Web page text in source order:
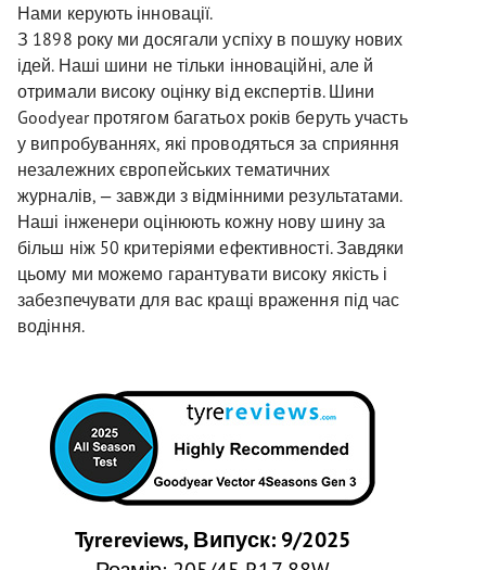
Нами керують інновації.
З 1898 року ми досягали успіху в пошуку нових
ідей. Наші шини не тільки інноваційні, але й
отримали високу оцінку від експертів. Шини
Goodyear протягом багатьох років беруть участь
у випробуваннях, які проводяться за сприяння
незалежних європейських тематичних
журналів, — завжди з відмінними результатами.
Наші інженери оцінюють кожну нову шину за
більш ніж 50 критеріями ефективності. Завдяки
цьому ми можемо гарантувати високу якість і
забезпечувати для вас кращі враження під час
водіння.
Tyrereviews, Випуск: 9/2025